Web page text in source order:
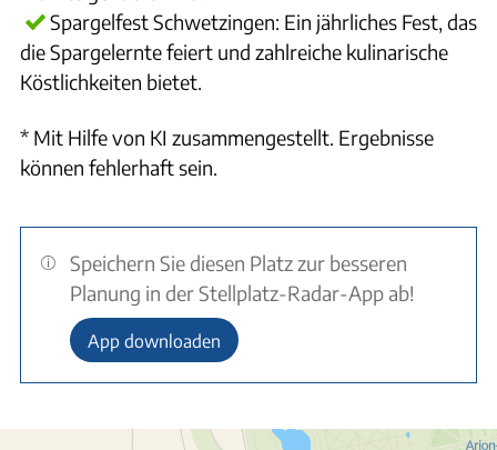
Spargelfest Schwetzingen: Ein jährliches Fest, das
die Spargelernte feiert und zahlreiche kulinarische
Köstlichkeiten bietet.
* Mit Hilfe von KI zusammengestellt. Ergebnisse
können fehlerhaft sein.
Speichern Sie diesen Platz zur besseren
Planung in der Stellplatz-Radar-App ab!
App downloaden